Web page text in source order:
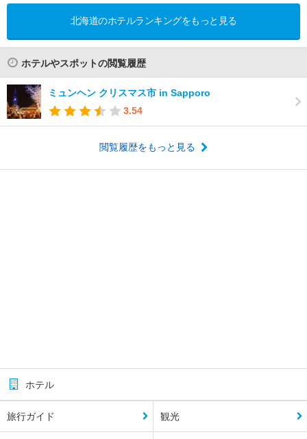
北海道のホテルランキングをもっと見る
ホテルやスポットの閲覧履歴
ミュンヘン クリスマス市 in Sapporo
3.54
閲覧履歴をもっと見る
ホテル
旅行ガイド 観光